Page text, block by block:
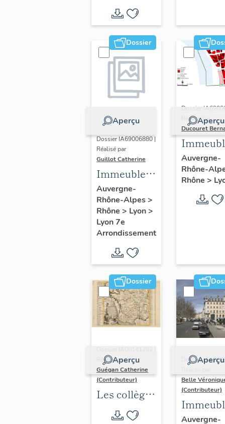
Dossier
Aperçu
Dossier IA69006880 |
Réalisé par
Guillot Catherine
Immeubles,
maisons
Auvergne-
Rhône-Alpes>
Rhône > Lyon>
Lyon 7e
Arrondissement
Aperçu
Dossier
Réalisé par
Ducouret
du
Saint-
Auvergne-
Rhône-
Rhône >
Dossier
Aperçu
Réalisé par
Guégan Catherine
(Contributeur)
Les collèges
jésuites
Aperçu
Dossier
Belle
(Contributeur)
du
Auvergne-